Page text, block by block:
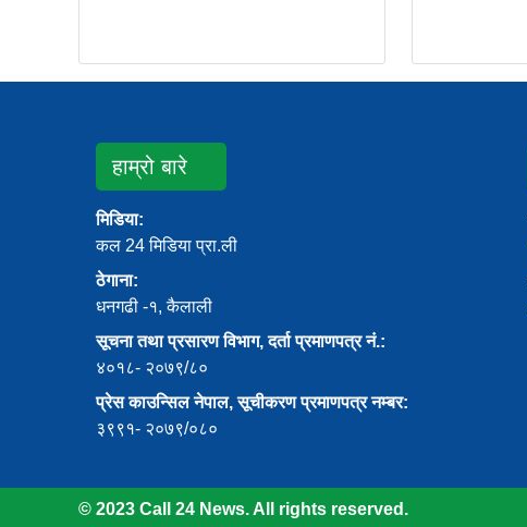
हाम्रो बारे
मिडिया:
कल 24 मिडिया प्रा.ली
ठेगाना:
धनगढी -१, कैलाली
सूचना तथा प्रसारण विभाग, दर्ता प्रमाणपत्र नं.:
४०१८- २०७९/८०
प्रेस काउन्सिल नेपाल, सूचीकरण प्रमाणपत्र नम्बर:
३९९१- २०७९/०८०
© 2023 Call 24 News. All rights reserved.